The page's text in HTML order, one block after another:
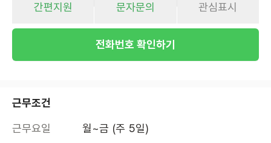
간편지원 문자문의 관심표시
전화번호 확인하기
근무조건
근무요일
월~금 (주 5일)